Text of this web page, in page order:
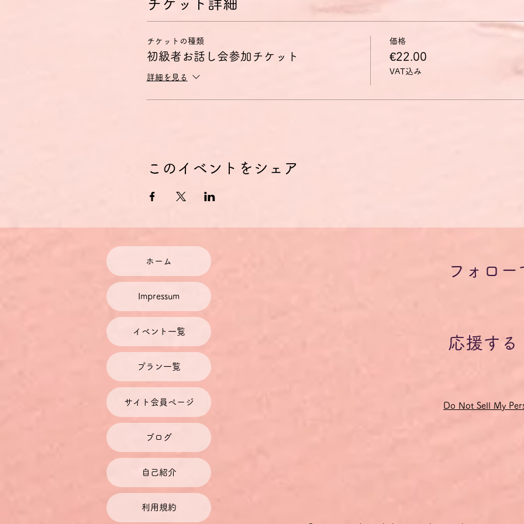
チケット詳細
チケットの種類
初級者お話し会参加チケット
詳細を見る
価格
€22.00
VAT込み
このイベントをシェア
ホーム
Impressum
イベント一覧
プラン一覧
サイト会員ページ
ブログ
自己紹介
利用規約
フォロー
応援する
Do Not Sell My